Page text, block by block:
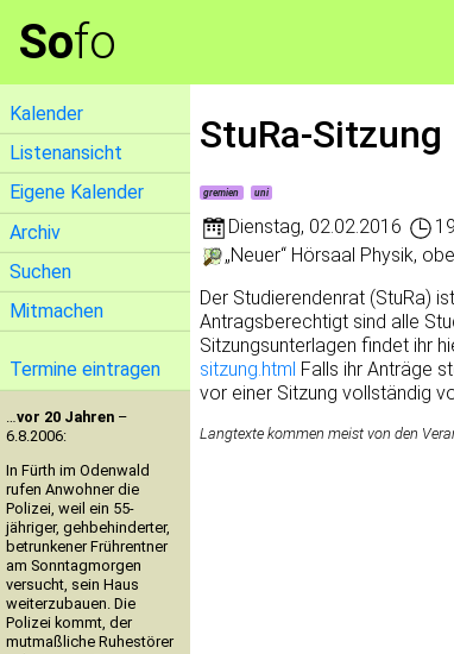
Sofo
Kalender
Listenansicht
Eigene Kalender
Archiv
Suchen
Mitmachen
Termine eintragen
…vor 20 Jahren –
6.8.2006:
In Fürth im Odenwald
rufen Anwohner die
Polizei, weil ein 55-
jähriger, gehbehinderter,
betrunkener Frührentner
am Sonntagmorgen
versucht, sein Haus
weiterzubauen. Die
Polizei kommt, der
mutmaßliche Ruhestörer
StuRa-Sitzung
gremien uni
Dienstag, 02.02.2016
„Neuer“ Hörsaal Physik,
Der Studierendenrat (StuRa)
Antragsberechtigt sind alle
Sitzungsunterlagen findet ihr
sitzung.html Falls ihr Anträge
vor einer Sitzung vollständig
Langtexte kommen meist von den